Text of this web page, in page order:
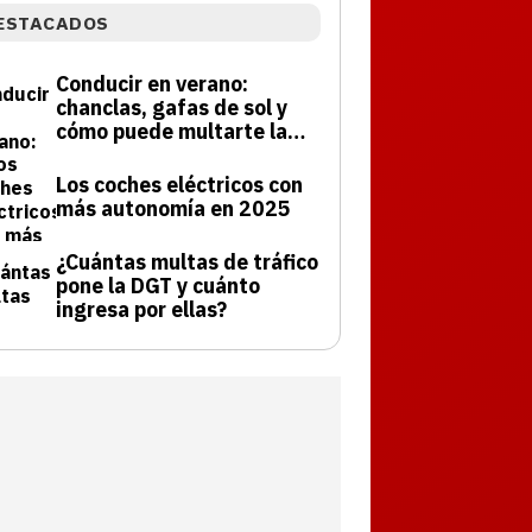
Conducir en verano:
chanclas, gafas de sol y
cómo puede multarte la
Los coches eléctricos con
más autonomía en 2025
¿Cuántas multas de tráfico
pone la DGT y cuánto
ingresa por ellas?